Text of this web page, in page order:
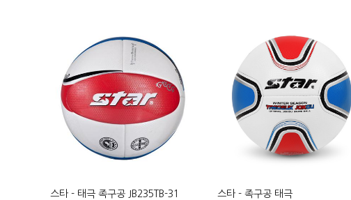
스타 - 태극 족구공 JB235TB-31
스타 - 족구공 태극